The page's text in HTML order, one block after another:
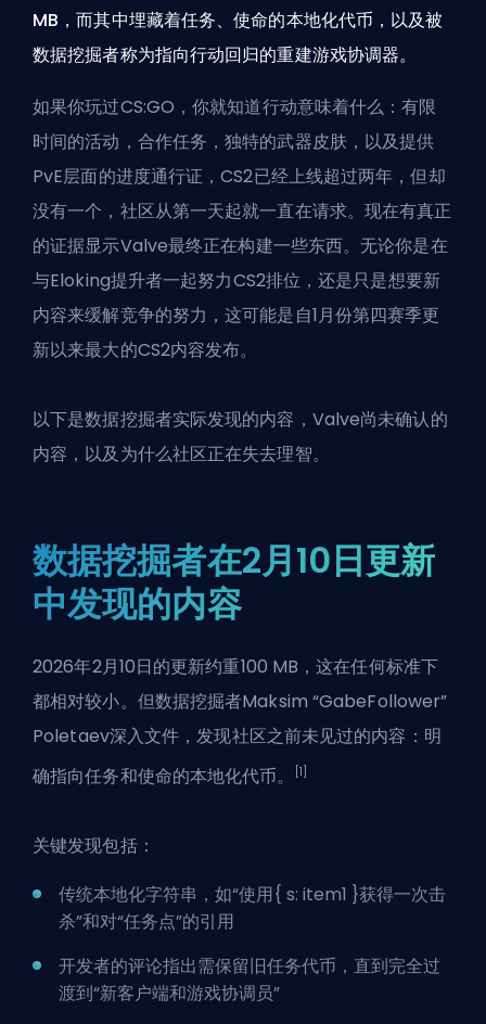
MB，而其中埋藏着任务、使命的本地化代币，以及被
数据挖掘者称为指向行动回归的重建游戏协调器。
如果你玩过CS:GO，你就知道行动意味着什么：有限
时间的活动，合作任务，独特的武器皮肤，以及提供
PvE层面的进度通行证，CS2已经上线超过两年，但却
没有一个，社区从第一天起就一直在请求。现在有真正
的证据显示Valve最终正在构建一些东西。无论你是在
与Eloking提升者一起努力CS2排位，还是只是想要新
内容来缓解竞争的努力，这可能是自1月份第四赛季更
新以来最大的CS2内容发布。
以下是数据挖掘者实际发现的内容，Valve尚未确认的
内容，以及为什么社区正在失去理智。
数据挖掘者在2月10日更新
中发现的内容
2026年2月10日的更新约重100 MB，这在任何标准下
都相对较小。但数据挖掘者Maksim “GabeFollower”
Poletaev深入文件，发现社区之前未见过的内容：明
确指向任务和使命的本地化代币。
[1]
关键发现包括：
传统本地化字符串，如“使用{ s: item1 }获得一次击
杀”和对“任务点”的引用
开发者的评论指出需保留旧任务代币，直到完全过
渡到“新客户端和游戏协调员”